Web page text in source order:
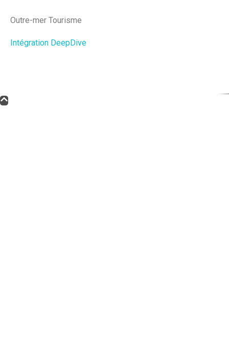
Outre-mer Tourisme
Intégration DeepDive